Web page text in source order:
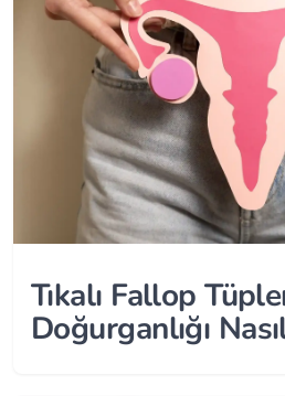
Tıkalı Fallop
Doğurganlığı